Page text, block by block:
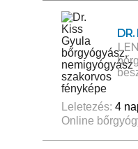
DR.
Leletezés:4
Online